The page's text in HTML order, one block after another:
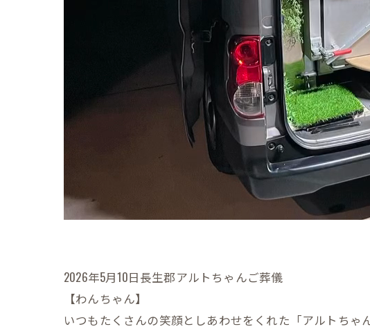
2026年5月10日長生郡アルトちゃんご葬儀
【わんちゃん】
いつもたくさんの笑顔としあわせをくれた「アルトち